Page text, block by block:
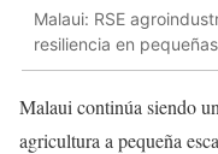
Malaui: RSE
resiliencia en
Malaui continúa siendo
agricultura a pequeña